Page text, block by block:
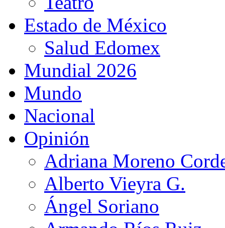
Estado de México
Salud Edomex
Mundial 2026
Mundo
Nacional
Opinión
Adriana Moreno
Alberto Vieyra G.
Ángel Soriano